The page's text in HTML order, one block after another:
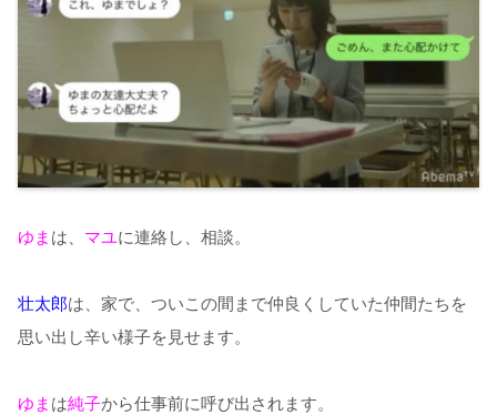
ゆま は、 マユに連絡し、相談。
壮太郎は、家で、ついこの間まで仲良くしていた仲間たちを
思い出し辛い様子を見せます。
ゆま は純子から仕事前に呼び出されます。